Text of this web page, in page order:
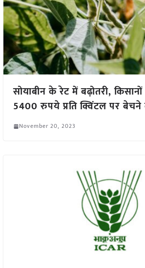
सोयाबीन के रेट में बढ़ोतरी,
5400 रुपये प्रति क्विंटल पर
November 20, 2023